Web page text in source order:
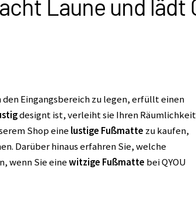
Laune und lädt
Eingangsbereich zu legen, erfüllt einen
designt ist, verleiht sie Ihren
Shop eine lustige Fußmatte zu kaufen,
Darüber hinaus erfahren Sie, welche
wenn Sie einewitzige Fußmatte bei QYOU